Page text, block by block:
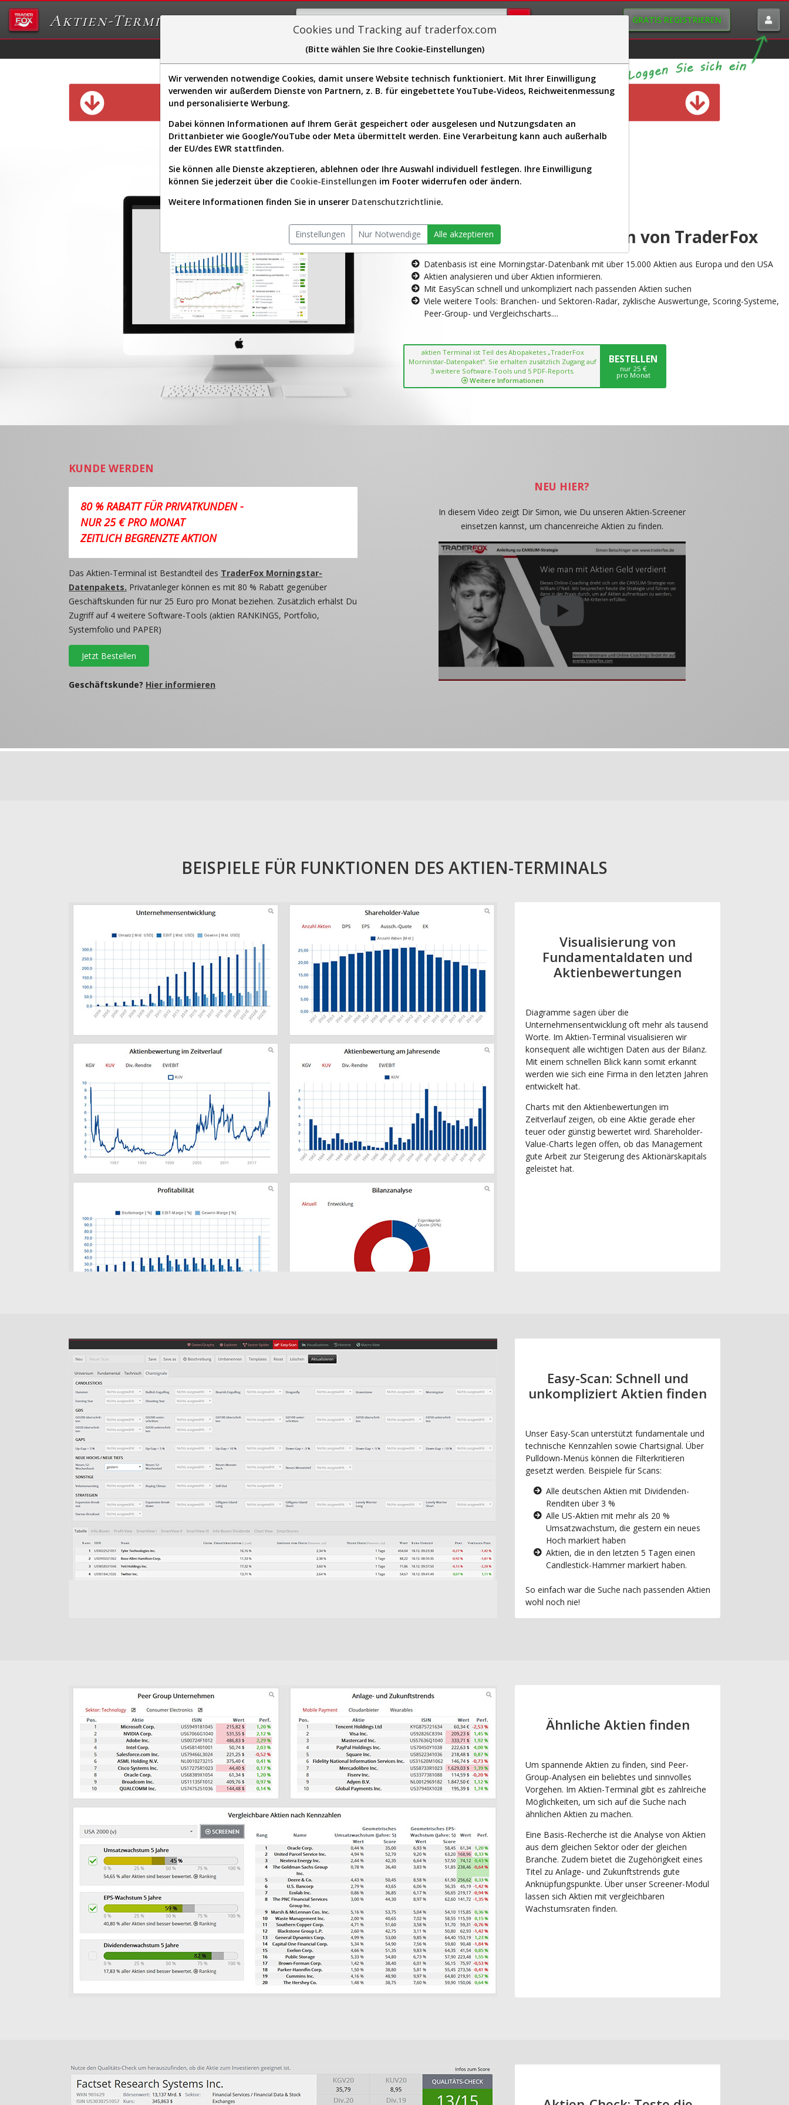
Aktien-Terminal GRATIS REGISTRIEREN
Sector-Spider Easy-Scan Visualizations
Diese Funktion ist nur für Premium-Kunden verfügbar
AKTIEN-TERMINAL
Die Aktienanalyse-Plattform von TraderFox
Datenbasis ist eine Morningstar-Datenbank mit über 15.000 Aktien aus Europa und den USA
Aktien analysieren und über Aktien informieren.
Mit EasyScan schnell und unkompliziert nach passenden Aktien suchen
Viele weitere Tools: Branchen- und Sektoren-Radar, zyklische Auswertunge, Scoring-Systeme,
Peer-Group- und Vergleichscharts....
aktien Terminal ist Teil des Abopaketes „TraderFox
Morninstar-Datenpaket“. Sie erhalten zusätzlich Zugang auf
3 weitere Software-Tools und 5 PDF-Reports.
Weitere Informationen
BESTELLEN
nur 25 €
pro Monat
KUNDE WERDEN
80 % RABATT FÜR PRIVATKUNDEN -
NUR 25 € PRO MONAT
ZEITLICH BEGRENZTE AKTION
Das Aktien-Terminal ist Bestandteil des TraderFox Morningstar-
Datenpakets. Privatanleger können es mit 80 % Rabatt gegenüber
Geschäftskunden für nur 25 Euro pro Monat beziehen. Zusätzlich erhälst Du
Zugriff auf 4 weitere Software-Tools (aktien RANKINGS, Portfolio,
Systemfolio und PAPER)
Jetzt Bestellen
Geschäftskunde? Hier informieren
NEU HIER?
In diesem Video zeigt Dir Simon, wie Du unseren Aktien-Screener
einsetzen kannst, um chancenreiche Aktien zu finden.
BEISPIELE FÜR FUNKTIONEN DES AKTIEN-TERMINALS
Visualisierung von
Fundamentaldaten und
Aktienbewertungen
Diagramme sagen über die
Unternehmensentwicklung oft mehr als tausend
Worte. Im Aktien-Terminal visualisieren wir
konsequent alle wichtigen Daten aus der Bilanz.
Mit einem schnellen Blick kann somit erkannt
werden wie sich eine Firma in den letzten Jahren
entwickelt hat.
Charts mit den Aktienbewertungen im
Zeitverlauf zeigen, ob eine Aktie gerade eher
teuer oder günstig bewertet wird. Shareholder-
Value-Charts legen offen, ob das Management
gute Arbeit zur Steigerung des Aktionärskapitals
geleistet hat.
Easy-Scan: Schnell und
unkompliziert Aktien finden
Unser Easy-Scan unterstützt fundamentale und
technische Kennzahlen sowie Chartsignal. Über
Pulldown-Menüs können die Filterkritieren
gesetzt werden. Beispiele für Scans:
Alle deutschen Aktien mit Dividenden-
Renditen über 3 %
Alle US-Aktien mit mehr als 20 %
Umsatzwachstum, die gestern ein neues
Hoch markiert haben
Aktien, die in den letzten 5 Tagen einen
Candlestick-Hammer markiert haben.
So einfach war die Suche nach passenden Aktien
wohl noch nie!
Ähnliche Aktien finden
Um spannende Aktien zu finden, sind Peer-
Group-Analysen ein beliebtes und sinnvolles
Vorgehen. Im Aktien-Terminal gibt es zahlreiche
Möglichkeiten, um sich auf die Suche nach
ähnlichen Aktien zu machen.
Eine Basis-Recherche ist die Analyse von Aktien
aus dem gleichen Sektor oder der gleichen
Branche. Zudem bietet die Zugehörigkeit eines
Titel zu Anlage- und Zukunftstrends gute
Anknüpfungspunkte. Über unser Screener-Modul
lassen sich Aktien mit vergleichbaren
Wachstumsraten finden.
Cookies und Tracking auf traderfox.com
(Bitte wählen Sie Ihre Cookie-Einstellungen)
Wir verwenden notwendige Cookies, damit unsere Website technisch funktioniert. Mit Ihrer Einwilligung
verwenden wir außerdem Dienste von Partnern, z. B. für eingebettete YouTube-Videos, Reichweitenmessung
und personalisierte Werbung.
Dabei können Informationen auf Ihrem Gerät gespeichert oder ausgelesen und Nutzungsdaten an
Drittanbieter wie Google/YouTube oder Meta übermittelt werden. Eine Verarbeitung kann auch außerhalb
der EU/des EWR stattfinden.
Sie können alle Dienste akzeptieren, ablehnen oder Ihre Auswahl individuell festlegen. Ihre Einwilligung
können Sie jederzeit über die Cookie-Einstellungen im Footer widerrufen oder ändern.
Weitere Informationen finden Sie in unserer Datenschutzrichtlinie.
Einstellungen Nur Notwendige Alle akzeptieren